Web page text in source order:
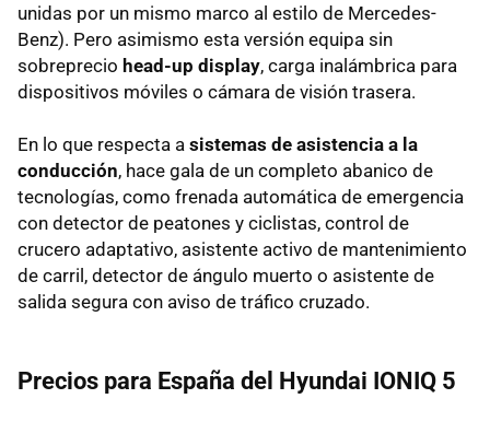
unidas por un mismo marco al estilo de Mercedes-
Benz). Pero asimismo esta versión equipa sin
sobreprecio head-up display, carga inalámbrica para
dispositivos móviles o cámara de visión trasera.
En lo que respecta a sistemas de asistencia a la
conducción, hace gala de un completo abanico de
tecnologías, como frenada automática de emergencia
con detector de peatones y ciclistas, control de
crucero adaptativo, asistente activo de mantenimiento
de carril, detector de ángulo muerto o asistente de
salida segura con aviso de tráfico cruzado.
Precios para España del Hyundai IONIQ 5